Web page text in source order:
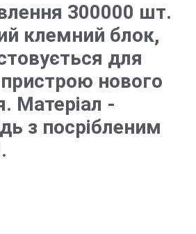
300000 шт.
клемний блок,
для
нового
Матеріал -
з посрібленим